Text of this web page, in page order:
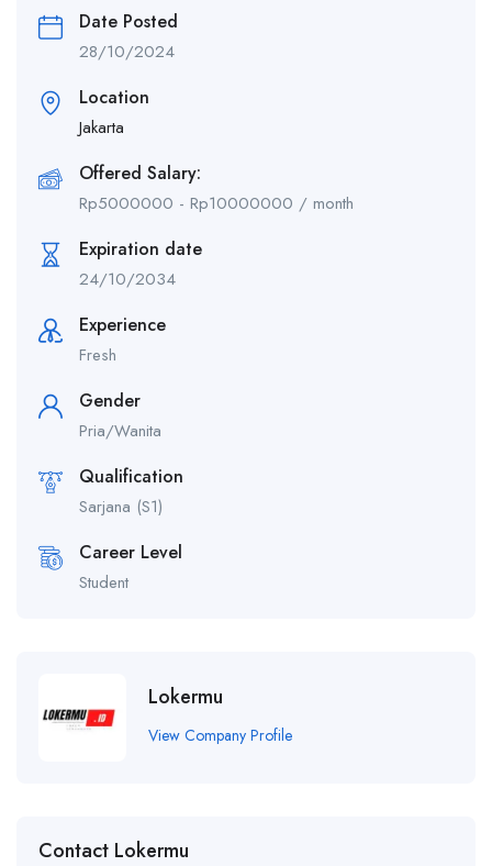
Date Posted
28/10/2024
Location
Jakarta
Offered Salary:
Rp5000000 - Rp10000000 / month
Expiration date
24/10/2034
Experience
Fresh
Gender
Pria/Wanita
Qualification
Sarjana (S1)
Career Level
Student
Lokermu
View Company Profile
Contact Lokermu